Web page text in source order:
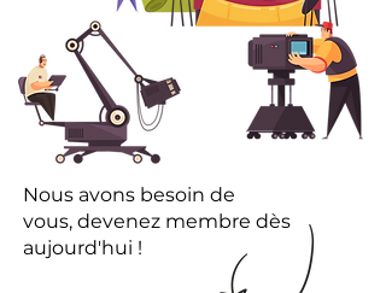
Nous avons besoin de
vous, devenez membre dès
aujourd'hui !